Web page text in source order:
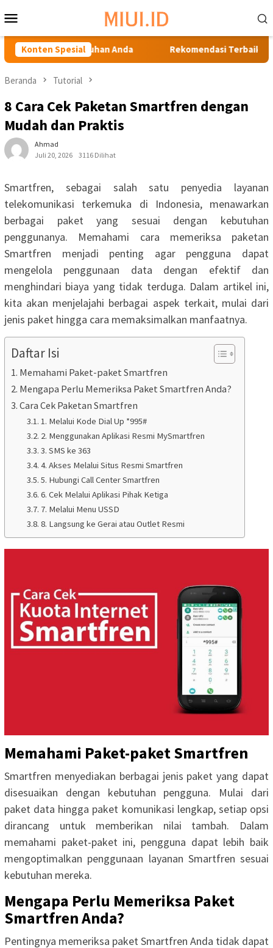
ke
kontenMobile
Konten Spesial
untuk Kebutuhan Anda Rekomendasi Terbaik: HP
Beranda Tutorial
8 Cara Cek Paketan Smartfren dengan
Mudah dan Praktis
Ahmad
Juli 20, 2026
3116 Dilihat
Smartfren, sebagai salah satu penyedia layanan
telekomunikasi terkemuka di Indonesia, menawarkan
berbagai paket yang sesuai dengan kebutuhan
penggunanya. Memahami cara memeriksa paketan
Smartfren menjadi penting agar pengguna dapat
mengelola penggunaan data dengan efektif dan
menghindari biaya yang tidak terduga. Dalam artikel ini,
kita akan menjelajahi berbagai aspek terkait, mulai dari
jenis paket hingga cara memaksimalkan manfaatnya.
Daftar Isi
Memahami Paket-paket Smartfren
Mengapa Perlu Memeriksa Paket Smartfren Anda?
Cara Cek Paketan Smartfren
1. Melalui Kode Dial Up *995#
2. Menggunakan Aplikasi Resmi MySmartfren
3. SMS ke 363
4. Akses Melalui Situs Resmi Smartfren
5. Hubungi Call Center Smartfren
6. Cek Melalui Aplikasi Pihak Ketiga
7. Melalui Menu USSD
8. Langsung ke Gerai atau Outlet Resmi
Memahami Paket-paket Smartfren
Smartfren menyediakan berbagai jenis paket yang dapat
disesuaikan dengan kebutuhan pengguna. Mulai dari
paket data hingga paket komunikasi lengkap, setiap opsi
dirancang untuk memberikan nilai tambah. Dalam
memahami paket-paket ini, pengguna dapat lebih baik
mengoptimalkan penggunaan layanan Smartfren sesuai
kebutuhan mereka.
Mengapa Perlu Memeriksa Paket
Smartfren Anda?
Pentingnya memeriksa paket Smartfren Anda tidak dapat